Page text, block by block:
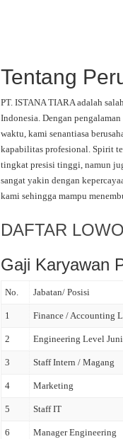
Tentang
PT. ISTANA TIARA adalah
Indonesia. Dengan
waktu, kami senantiasa
kapabilitas profesional. Spirit
tingkat presisi tinggi, namun
sangat yakin dengan
kami sehingga mampu
DAFTAR
Gaji Karyawan
No. Jabatan/ Posisi
1 Finance / Accounting
2 Engineering Level
3 Staff Intern / Magang
4 Marketing
5 Staff IT
6 Manager Engineering